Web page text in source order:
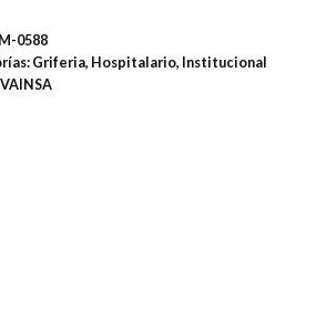
0588
Griferia, Hospitalario, Institucional
VAINSA